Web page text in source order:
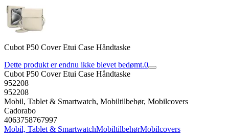
Cubot P50 Cover Etui Case Håndtaske
Dette produkt er endnu ikke blevet bedømt.0
Cubot P50 Cover Etui Case Håndtaske
952208
952208
Mobil, Tablet & Smartwatch, Mobiltilbehør, Mobilcovers
Cadorabo
4063758767997
Mobil, Tablet & SmartwatchMobiltilbehørMobilcovers